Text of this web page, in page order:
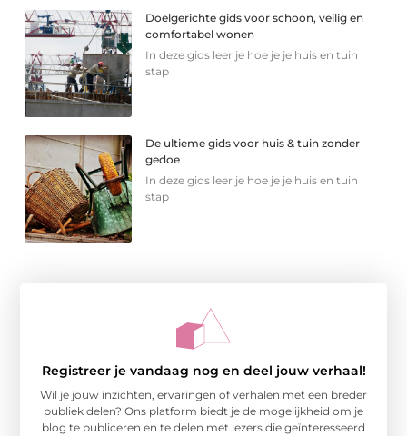
Doelgerichte gids voor schoon, veilig en
comfortabel wonen
In deze gids leer je hoe je je huis en tuin
stap
De ultieme gids voor huis & tuin zonder
gedoe
In deze gids leer je hoe je je huis en tuin
stap
Registreer je vandaag nog en deel jouw verhaal!
Wil je jouw inzichten, ervaringen of verhalen met een breder
publiek delen? Ons platform biedt je de mogelijkheid om je
blog te publiceren en te delen met lezers die geïnteresseerd